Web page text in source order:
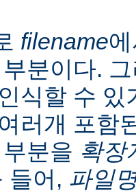
filename
분이다.
식할 수
러개 포함
분을 확장
들어, 파일